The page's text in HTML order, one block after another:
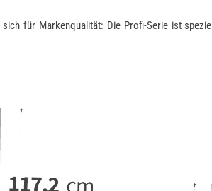
für Markenqualität: Die Profi-Serie ist